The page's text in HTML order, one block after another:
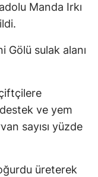
Manda Irkı
Gölü sulak alanı
ve yem
sayısı yüzde
üreterek